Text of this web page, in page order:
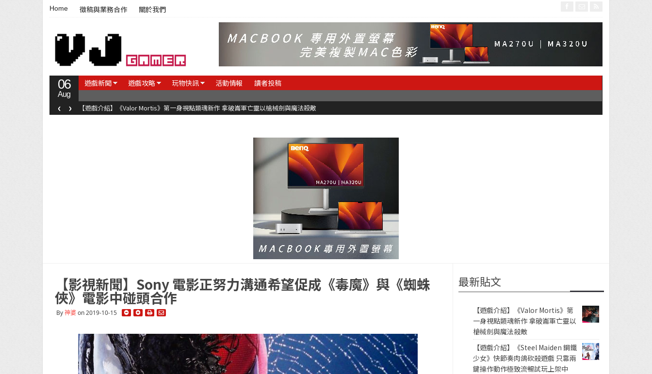
Home 徵稿與業務合作 關於我們
06
Aug
遊戲新聞 遊戲攻略 玩物快訊 活動情報 讀者投稿
【遊戲介紹】《Valor Mortis》第一身視點類魂新作 拿破崙軍亡靈以槍械劍與魔法殺敵
‹ ›
【影視新聞】Sony 電影正努力溝通希望促成《毒魔》與《蜘蛛
俠》電影中碰頭合作
By神婆on 2019-10-15
最新貼文
【遊戲介紹】《Valor Mortis》第
一身視點類魂新作 拿破崙軍亡靈以
槍械劍與魔法殺敵
【遊戲介紹】《Steel Maiden 鋼鐵
少女》快節奏肉鴿砍殺遊戲 只靠兩
鍵操作動作極致流暢試玩上架中